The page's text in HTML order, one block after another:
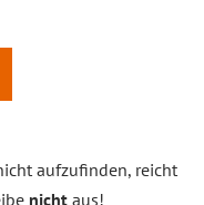
aufzufinden, reicht
nicht aus!